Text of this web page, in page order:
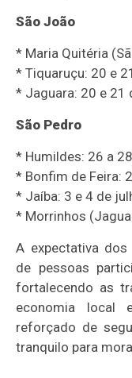
São João
* Maria Quitéria
* Tiquaruçu: 20 e
* Jaguara: 20 e 21
São Pedro
* Humildes: 26 a
* Bonfim de Feira:
* Jaíba: 3 e 4 de
* Morrinhos
A expectativa
de pessoas
fortalecendo as
economia local
reforçado de
tranquilo para